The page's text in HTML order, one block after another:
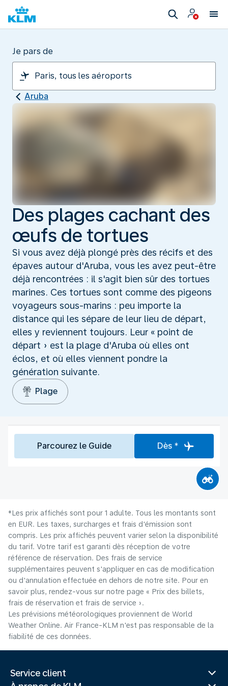
Je pars de
Aruba
Des plages cachant des
œufs de tortues
Si vous avez déjà plongé près des récifs et des
épaves autour d'Aruba, vous les avez peut-être
déjà rencontrées : il s'agit bien sûr des tortues
marines. Ces tortues sont comme des pigeons
voyageurs sous-marins : peu importe la
distance qui les sépare de leur lieu de départ,
elles y reviennent toujours. Leur « point de
départ » est la plage d'Aruba où elles ont
éclos, et où elles viennent pondre la
génération suivante.
Plage
Parcourez le Guide Dès *
*Les prix affichés sont pour 1 adulte. Tous les montants sont
en EUR. Les taxes, surcharges et frais d'émission sont
compris. Les prix affichés peuvent varier selon la disponibilité
du tarif. Votre tarif est garanti dès réception de votre
référence de réservation. Des frais de service
supplémentaires peuvent s'appliquer en cas de modification
ou d'annulation effectuée en dehors de notre site. Pour en
savoir plus, rendez-vous sur notre page « Prix des billets,
frais de réservation et frais de service ».
Les prévisions météorologiques proviennent de World
Weather Online. Air France-KLM n'est pas responsable de la
fiabilité de ces données.
Service client